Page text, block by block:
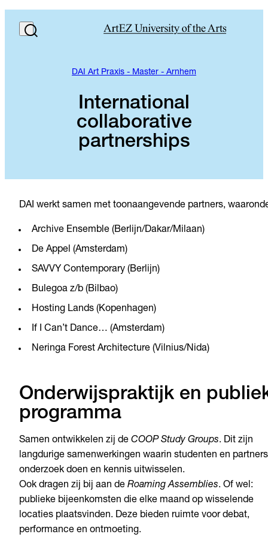
DAI Art Praxis - Master - Arnhem
International
collaborative
partnerships
DAI werkt samen met toonaangevende partners,
Archive Ensemble (Berlijn/Dakar/Milaan)
De Appel (Amsterdam)
SAVVY Contemporary (Berlijn)
Bulegoa z/b (Bilbao)
Hosting Lands (Kopenhagen)
If I Can’t Dance… (Amsterdam)
Neringa Forest Architecture (Vilnius/Nida)
Onderwijspraktijk en
programma
Samen ontwikkelen zij de COOP Study Groups. Dit zijn
langdurige samenwerkingen waarin studenten en partners
onderzoek doen en kennis uitwisselen.
Ook dragen zij bij aan de Roaming Assemblies. Of wel:
publieke bijeenkomsten die elke maand op wisselende
locaties plaatsvinden. Deze bieden ruimte voor debat,
performance en ontmoeting.